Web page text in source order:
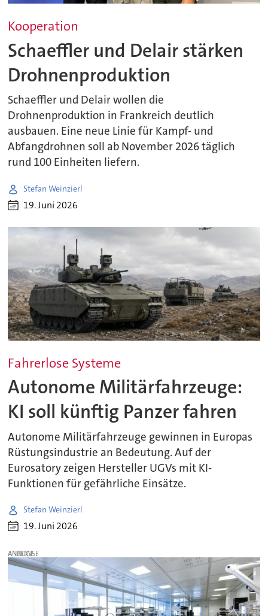
Kooperation
Schaeffler und Delair stärken
Drohnenproduktion
Schaeffler und Delair wollen die
Drohnenproduktion in Frankreich deutlich
ausbauen. Eine neue Linie für Kampf- und
Abfangdrohnen soll ab November 2026 täglich
rund 100 Einheiten liefern.
Stefan Weinzierl
19. Juni 2026
Fahrerlose Systeme
Autonome Militärfahrzeuge:
KI soll künftig Panzer fahren
Autonome Militärfahrzeuge gewinnen in Europas
Rüstungsindustrie an Bedeutung. Auf der
Eurosatory zeigen Hersteller UGVs mit KI-
Funktionen für gefährliche Einsätze.
Stefan Weinzierl
19. Juni 2026
ANZEIGE